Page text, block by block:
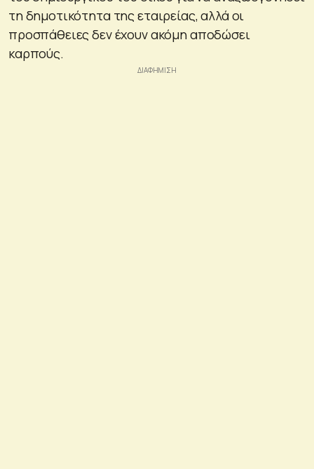
τη δημοτικότητα της εταιρείας, αλλά οι
προσπάθειες δεν έχουν ακόμη αποδώσει
καρπούς.